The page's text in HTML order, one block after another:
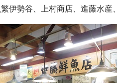
伊勢谷、上村商店、進藤水産、